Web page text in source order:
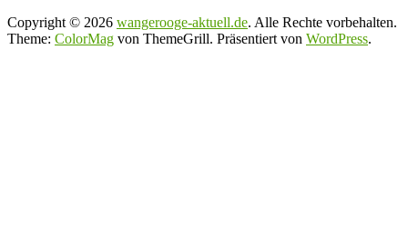
Copyright © 2026 wangerooge-aktuell.de. Alle Rechte vorbehalten.
Theme: ColorMag von ThemeGrill. Präsentiert von WordPress.